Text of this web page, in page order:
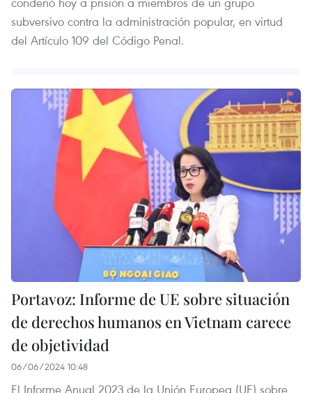
subversivo contra la administración popular, en virtud
del Artículo 109 del Código Penal.
Portavoz: Informe de UE sobre situación
de derechos humanos en Vietnam carece
de objetividad
06/06/2024 10:48
El Informe Anual 2023 de la Unión Europea (UE) sobre